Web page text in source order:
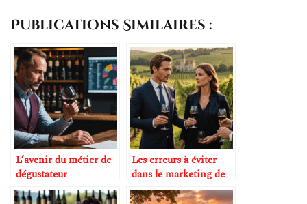
Publications Similaires :
L’avenir du métier de
dégustateur
professionnel
Les erreurs à éviter
dans le marketing de
luxe du vin